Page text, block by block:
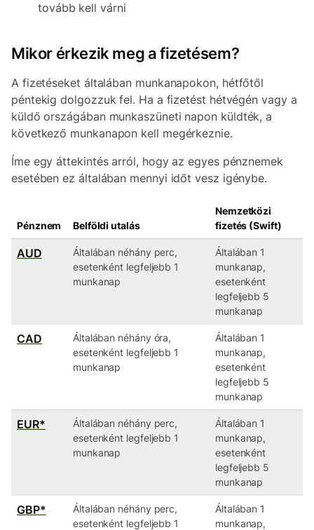
tovább kell várni
Mikor érkezik meg a fizetésem?
A fizetéseket általában munkanapokon, hétfőtől
péntekig dolgozzuk fel. Ha a fizetést hétvégén vagy a
küldő országában munkaszüneti napon küldték, a
következő munkanapon kell megérkeznie.
Íme egy áttekintés arról, hogy az egyes pénznemek
esetében ez általában mennyi időt vesz igénybe.
Pénznem Belföldi utalás
Nemzetközi
fizetés (Swift)
AUD
Általában néhány perc,
esetenként legfeljebb 1
munkanap
Általában 1
munkanap,
esetenként
legfeljebb 5
munkanap
CAD
Általában néhány óra,
esetenként legfeljebb 1
munkanap
Általában 1
munkanap,
esetenként
legfeljebb 5
munkanap
EUR*
Általában néhány perc,
esetenként legfeljebb 1
munkanap
Általában 1
munkanap,
esetenként
legfeljebb 5
munkanap
GBP*
Általában néhány perc,
esetenként legfeljebb 1
Általában 1
munkanap,